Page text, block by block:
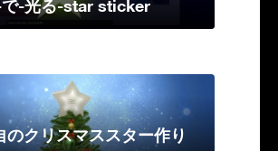
-光る-star sticker
のクリスマススター作り